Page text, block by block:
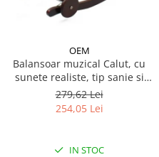
OEM
Balansoar muzical Calut, cu
sunete realiste, tip sanie si
roti - Crem
279,62 Lei
254,05 Lei
IN STOC